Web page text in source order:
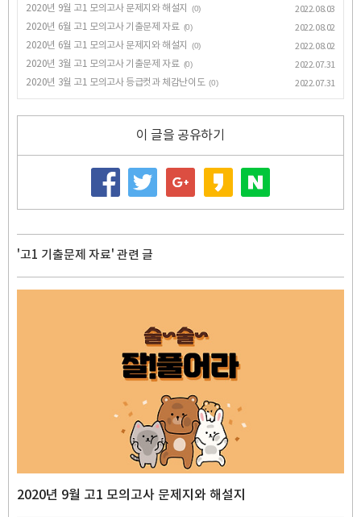
2020년 9월 고1 모의고사 문제지와 해설지 (0)
2022.08.03
2020년 6월 고1 모의고사 기출문제 자료 (0)
2022.08.02
2020년 6월 고1 모의고사 문제지와 해설지
(0)
2022.08.02
2020년 3월 고1 모의고사 기출문제 자료 (0)
2022.07.31
2020년 3월 고1 모의고사 등급컷과 체감난이도 (0) 2022.07.31
이 글을 공유하기
'고1 기출문제 자료' 관련 글
2020년 9월 고1 모의고사 문제지와 해설지